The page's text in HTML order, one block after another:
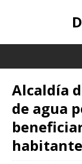
Alcaldía
de agua